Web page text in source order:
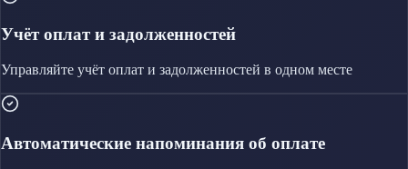
Учёт оплат и задолженностей
Управляйте учёт оплат и задолженностей в одном месте
Автоматические напоминания об оплате